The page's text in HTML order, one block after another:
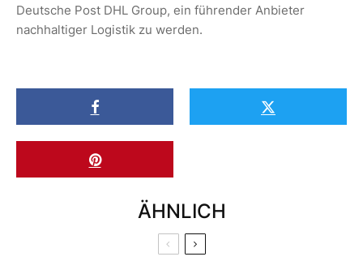
Deutsche Post DHL Group, ein führender Anbieter
nachhaltiger Logistik zu werden.
ÄHNLICH